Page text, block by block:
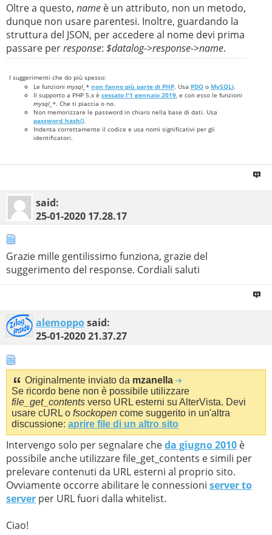
Oltre a questo, name è un attributo, non un metodo,
dunque non usare parentesi. Inoltre, guardando la
struttura del JSON, per accedere al nome devi prima
passare perresponse: $datalog->response->name.
I suggerimenti che do più spesso:
Le funzioni mysql_* non fanno più parte di PHP. Usa PDO o MySQLi.
Il supporto a PHP 5.x è cessato l'1 gennaio 2019 , e con esso le funzioni
mysql_*. Che ti piaccia o no.
Non memorizzare le password in chiaro nella base di dati. Usa
password_hash().
Indenta correttamente il codice e usa nomi significativi per gli
identificatori.
said:
25-01-2020 17.28.17
Grazie mille gentilissimo funziona, grazie del
suggerimento del response. Cordiali saluti
alemopposaid:
25-01-202021.37.27
Originalmente inviato da mzanella
Se ricordo bene non è possibile utilizzare
file_get_contents verso URL esterni su AlterVista. Devi
usare cURL o fsockopen come suggerito in un'altra
discussione: aprire file di un altro sito
Intervengo solo per segnalare cheda giugno 2010 è
possibile anche utilizzare file_get_contents e simili per
prelevare contenuti da URL esterni al proprio sito.
Ovviamente occorre abilitare le connessioni server to
server per URL fuori dalla whitelist.
Ciao!